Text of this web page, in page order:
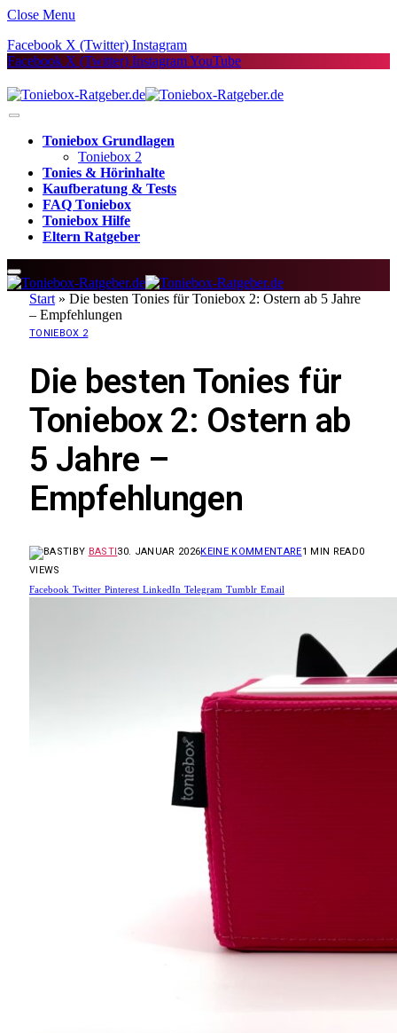
Close Menu
Facebook X (Twitter) Instagram
Facebook X (Twitter) InstagramYouTube
Toniebox Grundlagen
Toniebox 2
Tonies & Hörinhalte
Kaufberatung & Tests
FAQ Toniebox
Toniebox Hilfe
Eltern Ratgeber
Start » Die besten Tonies für Toniebox 2: Ostern ab 5 Jahre
– Empfehlungen
TONIEBOX 2
Die besten Tonies für
Toniebox 2: Ostern ab
5 Jahre –
Empfehlungen
BY BASTI30. JANUAR 2026KEINE KOMMENTARE1 MIN READ0
VIEWS
Facebook Twitter Pinterest LinkedIn Telegram Tumblr Email